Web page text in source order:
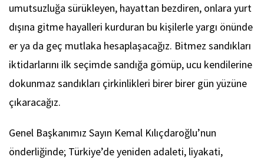
umutsuzluğa sürükleyen, hayattan bezdiren, onlara yurt
dışına gitme hayalleri kurduran bu kişilerle yargı önünde
er ya da geç mutlaka hesaplaşacağız. Bitmez sandıkları
iktidarlarını ilk seçimde sandığa gömüp, ucu kendilerine
dokunmaz sandıkları çirkinlikleri birer birer gün yüzüne
çıkaracağız.
Genel Başkanımız Sayın Kemal Kılıçdaroğlu’nun
önderliğinde; Türkiye’de yeniden adaleti, liyakati,